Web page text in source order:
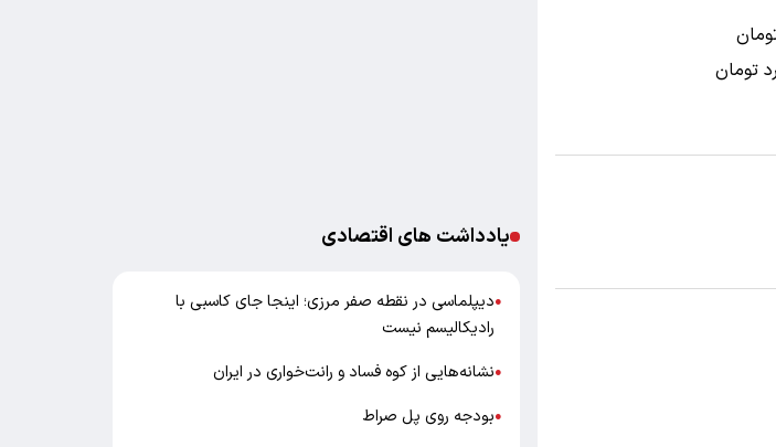
یادداشت های اقتصادی
●دیپلماسی در نقطه صفر مرزی؛ اینجا جای کاسبی با
رادیکالیسم نیست
●نشانه‌هایی از کوه فساد و رانت‌خواری در ایران
●بودجه روی پل صراط